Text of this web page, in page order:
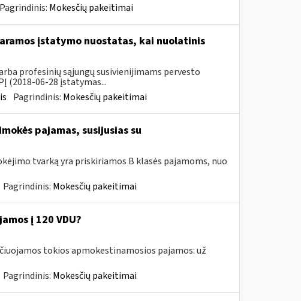
Pagrindinis: Mokesčių pakeitimai
įstatymo nuostatas, kai nuolatinis
profesinių sąjungų susivienijimams pervesto
(2018-06-28 įstatymas...
Pagrindinis: Mokesčių pakeitimai
pajamas, susijusias su
tvarką yra priskiriamos B klasės pajamoms, nuo
Pagrindinis: Mokesčių pakeitimai
į 120 VDU?
tokios apmokestinamosios pajamos: už
Pagrindinis: Mokesčių pakeitimai